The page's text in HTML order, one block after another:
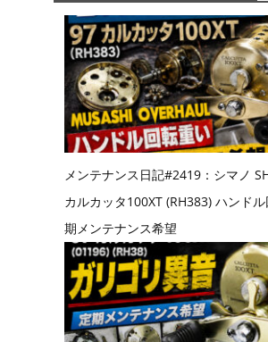
メンテナンス日記#2419：シマノ
カルカッタ100XT (RH383) ハンド
期メンテナンス希望